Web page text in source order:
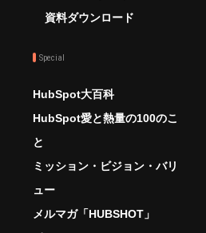
資料ダウンロード
Special
HubSpot大百科
HubSpot愛と熱量の100のこ
と
ミッション・ビジョン・バリ
ュー
メルマガ「HUBSHOT」